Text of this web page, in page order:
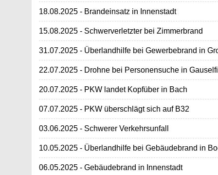
18.08.2025 - Brandeinsatz in Innenstadt
15.08.2025 - Schwerverletzter bei Zimmerbrand
31.07.2025 - Überlandhilfe bei Gewerbebrand in
22.07.2025 - Drohne bei Personensuche in
20.07.2025 - PKW landet Kopfüber in Bach
07.07.2025 - PKW überschlägt sich auf B32
03.06.2025 - Schwerer Verkehrsunfall
10.05.2025 - Überlandhilfe bei Gebäudebrand in
06.05.2025 - Gebäudebrand in Innenstadt